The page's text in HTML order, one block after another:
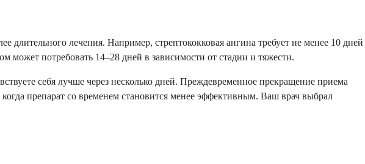
лечения. Например, стрептококковая ангина требует не менее 10 дней
потребовать 14–28 дней в зависимости от стадии и тяжести.
себя лучше через несколько дней. Преждевременное прекращение приема
препарат со временем становится менее эффективным. Ваш врач выбрал